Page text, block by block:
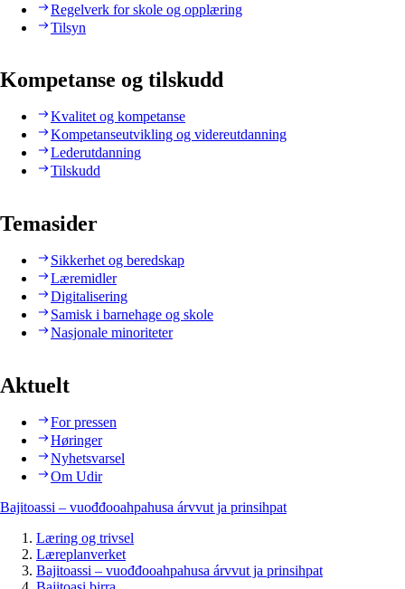
Regelverk for skole og opplæring
Tilsyn
Kompetanse og tilskudd
Kvalitet og kompetanse
Kompetanseutvikling og videreutdanning
Lederutdanning
Tilskudd
Temasider
Sikkerhet og beredskap
Læremidler
Digitalisering
Samisk i barnehage og skole
Nasjonale minoriteter
Aktuelt
For pressen
Høringer
Nyhetsvarsel
Om Udir
Bajitoassi – vuođđooahpahusa árvvut ja prinsihpat
Læring og trivsel
Læreplanverket
Bajitoassi – vuođđooahpahusa árvvut ja prinsihpat